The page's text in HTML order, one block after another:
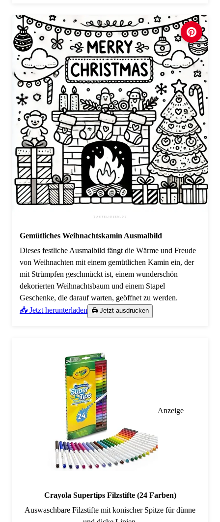
Gemütliches Weihnachtskamin Ausmalbild
Dieses festliche Ausmalbild fängt die Wärme und Freude
von Weihnachten mit einem gemütlichen Kamin ein, der
mit Strümpfen geschmückt ist, einem wunderschön
dekorierten Weihnachtsbaum und einem Stapel
Geschenke, die darauf warten, geöffnet zu werden.
📥 Jetzt herunterladen
🖨️ Jetzt ausdrucken
Anzeige
Crayola Supertips Filzstifte (24 Farben)
Auswaschbare Filzstifte mit konischer Spitze für dünne